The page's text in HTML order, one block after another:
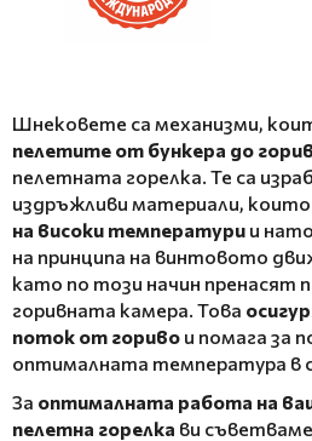
Шнековете са механизми,
пелетите от бункера до
пелетната горелка. Те са
издръжливи материали,
на високи температури и
на принципа на винтовото
като по този начин пренасят
горивната камера. Това
поток от гориво и помага за
оптималната температура в
За оптималната работа на
пелетна горелка ви